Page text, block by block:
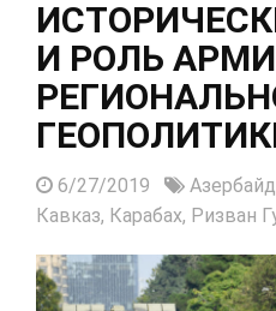
И РОЛЬ
6/27/2019
Кавказ, Карабах, Ризван